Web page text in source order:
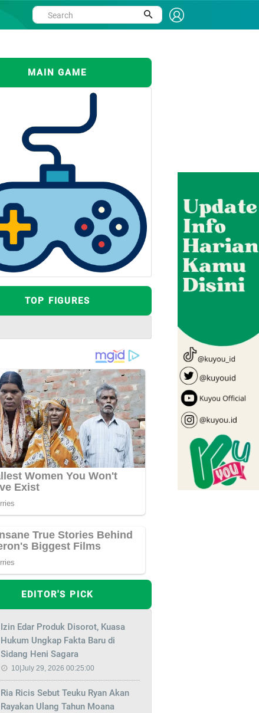
MAIN GAME
TOP FIGURES
EDITOR'S PICK
Izin Edar Produk Disorot, Kuasa
Hukum Ungkap Fakta Baru di
Sidang Heni Sagara
10|July 29, 2026 00:25:00
Ria Ricis Sebut Teuku Ryan Akan
Rayakan Ulang Tahun Moana